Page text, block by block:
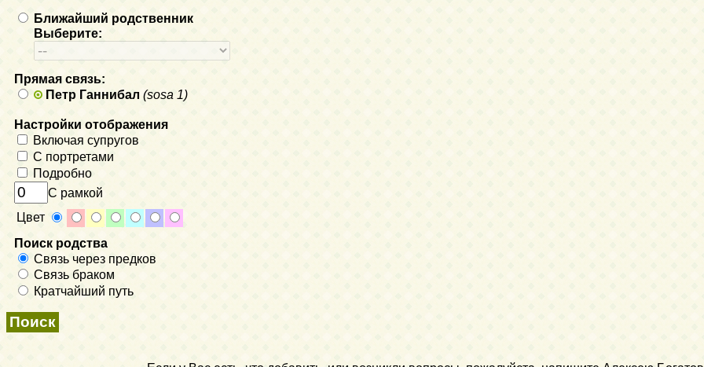
Ближайший родственник
Выберите:
Прямая связь:
Петр Ганнибал (sosa 1)
Настройки отображения
Включая супругов
С портретами
Подробно
С рамкой
Цвет
Поиск родства
Связь через предков
Связь браком
Кратчайший путь